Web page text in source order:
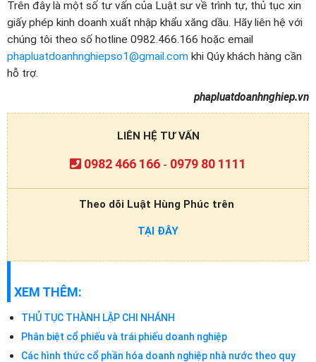
Trên đây là một số tư vấn của Luật sư về trình tự, thủ tục xin
giấy phép kinh doanh xuất nhập khẩu xăng dầu. Hãy liên hệ với
chúng tôi theo số hotline 0982.466.166 hoặc email
phapluatdoanhnghiepso1@gmail.com khi Qúy khách hàng cần
hỗ trợ.
phapluatdoanhnghiep.vn
LIÊN HỆ TƯ VẤN
0982 466 166 - 0979 80 1111
Theo dõi Luật Hùng Phúc trên
TẠI ĐÂY
XEM THÊM:
THỦ TỤC THÀNH LẬP CHI NHÁNH
Phân biệt cổ phiếu và trái phiếu doanh nghiệp
Các hình thức cổ phần hóa doanh nghiệp nhà nước theo quy